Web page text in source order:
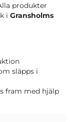
produkter
i Gransholms
släpps i
fram med hjälp